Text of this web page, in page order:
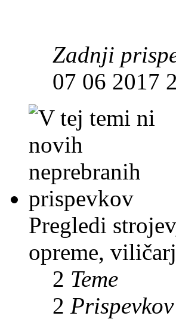
Zadnji
07 06 2017
Pregledi
opreme,
2 Teme
2 Prispevkov